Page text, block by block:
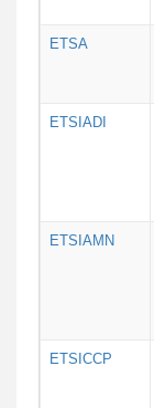
ETSA
ETSIADI
ETSIAMN
ETSICCP